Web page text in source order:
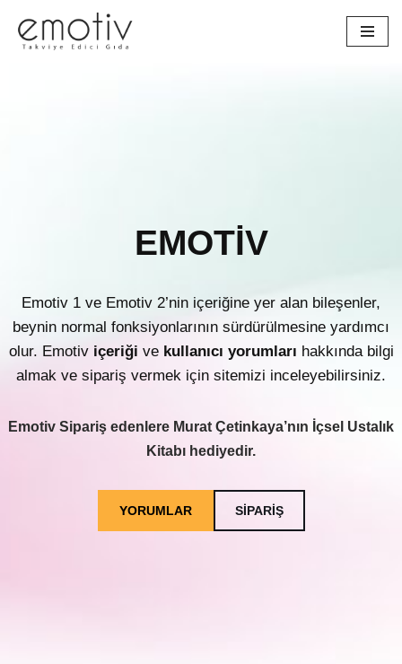
İçeriğe
EMOTİV
Emotiv 1 ve Emotiv 2’nin içeriğine yer alan bileşenler,
beynin normal fonksiyonlarının sürdürülmesine yardımcı
olur. Emotiv içeriği ve kullanıcı yorumları hakkında bilgi
almak ve sipariş vermek için sitemizi inceleyebilirsiniz.
Emotiv Sipariş edenlere Murat Çetinkaya’nın İçsel Ustalık
Kitabı hediyedir.
YORUMLAR SİPARİŞ